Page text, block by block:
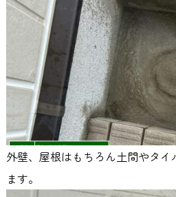
外壁、屋根はもちろん土間やタ
ます。